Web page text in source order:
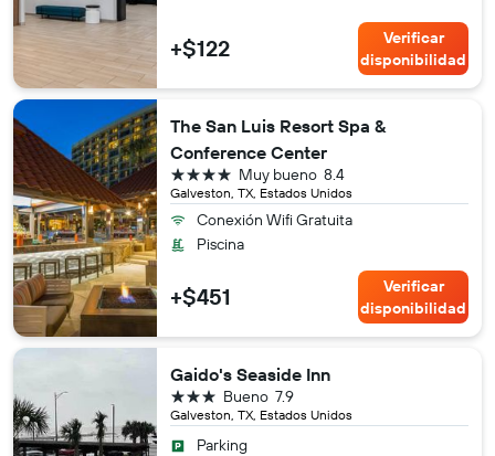
+$122
Verificar
disponibilidad
The San Luis Resort Spa &
Conference Center
Galveston, TX, Estados Unidos
8.4
Muy bueno
4 estrellas
Conexión Wifi Gratuita
Piscina
+$451
Verificar
disponibilidad
Gaido's Seaside Inn
Galveston, TX, Estados Unidos
7.9
Bueno
3 estrellas
Parking